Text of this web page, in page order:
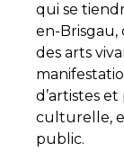
qui se
en-Brisgau,
des arts
d’artistes
culturelle,
public.